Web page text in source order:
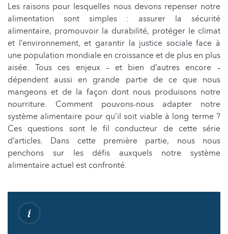
Les raisons pour lesquelles nous devons repenser notre
alimentation sont simples : assurer la sécurité
alimentaire, promouvoir la durabilité, protéger le climat
et l’environnement, et garantir la justice sociale face à
une population mondiale en croissance et de plus en plus
aisée. Tous ces enjeux – et bien d’autres encore –
dépendent aussi en grande partie de ce que nous
mangeons et de la façon dont nous produisons notre
nourriture. Comment pouvons-nous adapter notre
système alimentaire pour qu’il soit viable à long terme ?
Ces questions sont le fil conducteur de cette série
d’articles. Dans cette première partie, nous nous
penchons sur les défis auxquels notre système
alimentaire actuel est confronté.